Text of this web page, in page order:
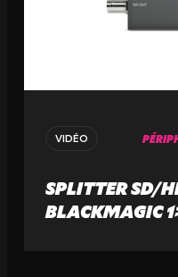
VIDÉO
SPLITTER SD/
BLACKMAGIC